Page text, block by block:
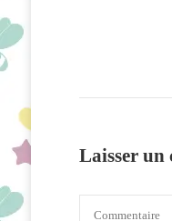
Laisser un